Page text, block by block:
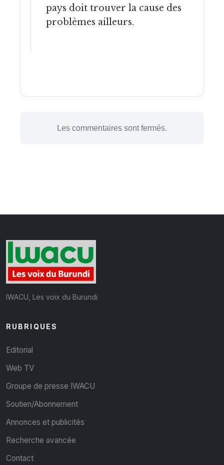
pays doit trouver la cause des
problèmes ailleurs.
Les commentaires sont fermés.
IWACU, Les voix du Burundi
RUBRIQUES
Editorial
Web TV
Groupe de presse IWACU
Soutien/Abonnement
Annonces et publicités
Recherche avancée
Contact